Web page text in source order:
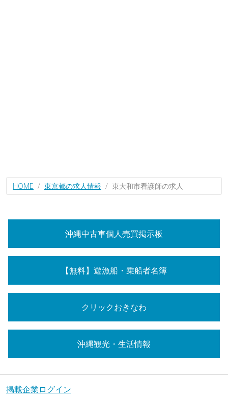
HOME 東京都の求人情報 東大和市看護師の求人
沖縄中古車個人売買掲示板
【無料】遊漁船・乗船者名簿
クリックおきなわ
沖縄観光・生活情報
掲載企業ログイン